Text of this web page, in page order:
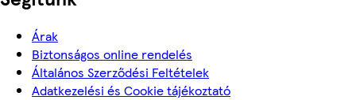
Árak
Biztonságos online rendelés
Általános Szerződési Feltételek
Adatkezelési és Cookie tájékoztató